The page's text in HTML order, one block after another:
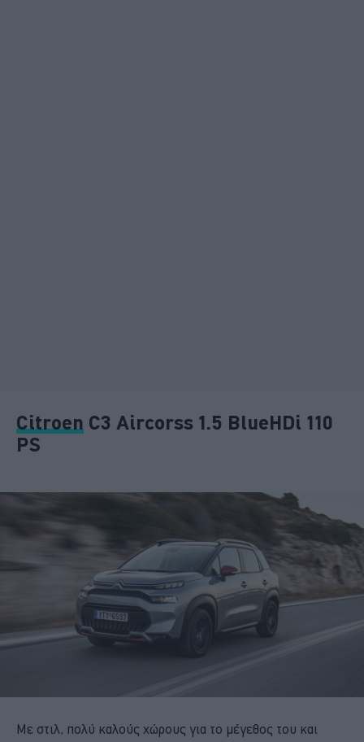
Citroen C3 Aircorss 1.5 BlueHDi 110
PS
Με στιλ, πολύ καλούς χώρους για το μέγεθος του και